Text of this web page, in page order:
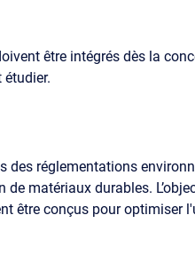
être intégrés dès la
des réglementations
matériaux durables.
être conçus pour